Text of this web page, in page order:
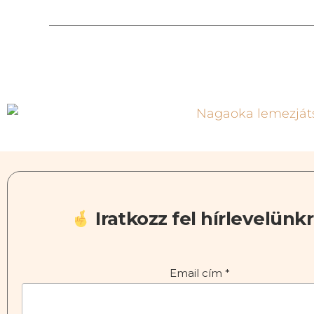
Iratkozz fel
Email cím *